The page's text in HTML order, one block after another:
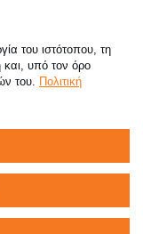
χρέωση)
του ιστότοπου, τη
και, υπό τον όρο
του. Πολιτική